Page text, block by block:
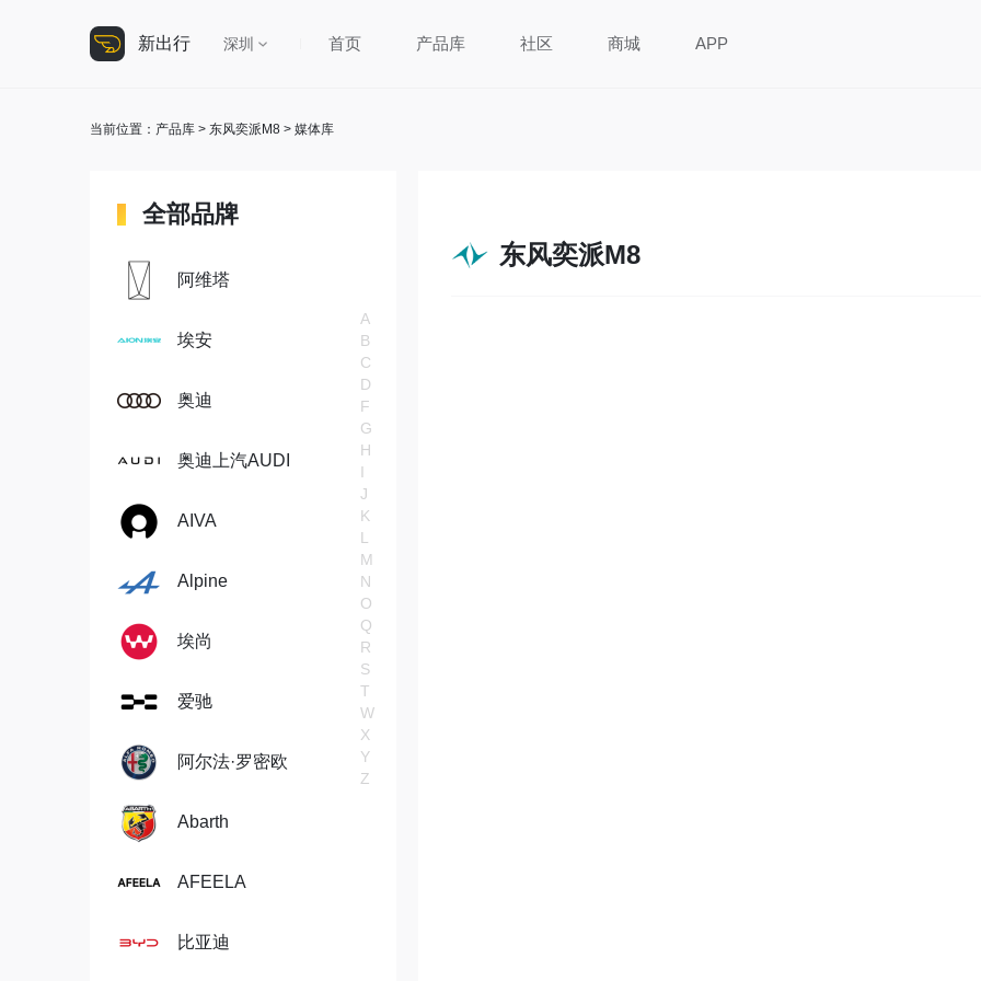
新出行 深圳 首页 产品库 社区 商城 APP
当前位置： 产品库 > 东风奕派M8 > 媒体库
全部品牌
A
B
C
D
F
G
H
I
J
K
L
M
N
O
Q
R
S
T
W
X
Y
Z
阿维塔
埃安
奥迪
奥迪上汽AUDI
AIVA
Alpine
埃尚
爱驰
阿尔法·罗密欧
Abarth
AFEELA
比亚迪
东风奕派M8